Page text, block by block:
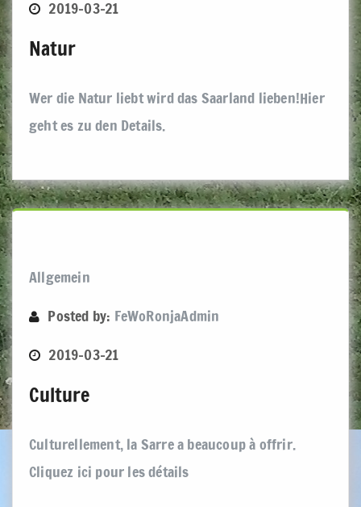
2019-03-21
Natur
Wer die Natur liebt wird das Saarland lieben!Hier
geht es zu den Details.
Allgemein
Posted by: FeWoRonjaAdmin
2019-03-21
Culture
Culturellement, la Sarre a beaucoup à offrir.
Cliquez ici pour les détails